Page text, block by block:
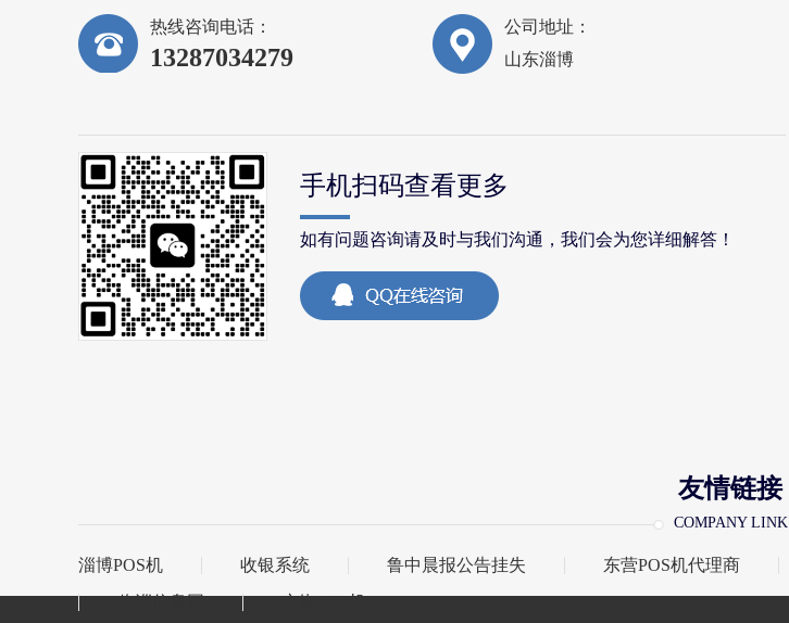
热线咨询电话：
13287034279
公司地址：
山东淄博
手机扫码查看更多
如有问题咨询请及时与我们沟通，我们会为您详细解答！
友情链接
COMPANY LINK
淄博POS机 收银系统 鲁中晨报公告挂失 东营POS机代理商
临淄信息网
广饶POS机